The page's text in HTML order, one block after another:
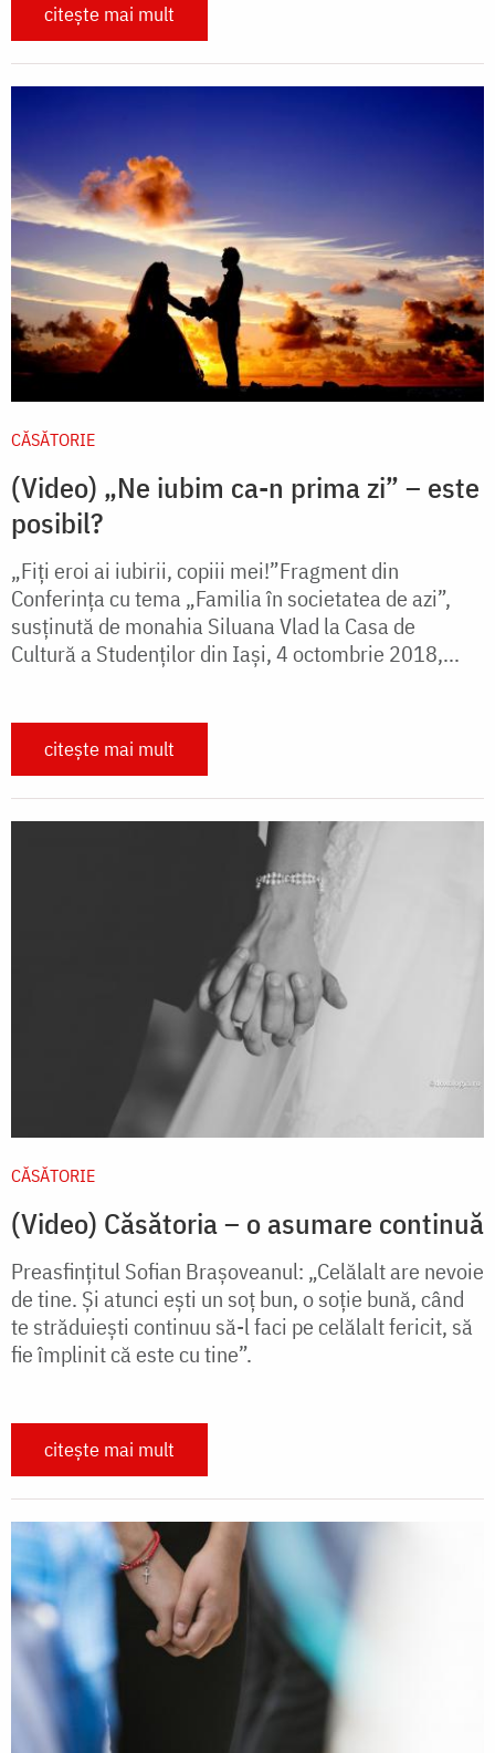
citește mai mult
CĂSĂTORIE
(Video) „Ne iubim ca-n prima zi” – este
posibil?
„Fiți eroi ai iubirii, copiii mei!”Fragment din
Conferința cu tema „Familia în societatea de azi”,
susținută de monahia Siluana Vlad la Casa de
Cultură a Studenților din Iași, 4 octombrie 2018,...
citește mai mult
CĂSĂTORIE
(Video) Căsătoria – o asumare continuă
Preasfințitul Sofian Brașoveanul: „Celălalt are nevoie
de tine. Și atunci ești un soț bun, o soție bună, când
te străduiești continuu să-l faci pe celălalt fericit, să
fie împlinit că este cu tine”.
citește mai mult